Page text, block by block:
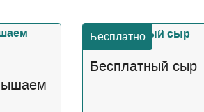
Бесплатно
Бесплатный сыр